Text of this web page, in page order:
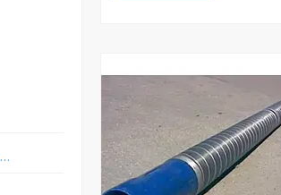
zakaz.techbaza@gmail.com